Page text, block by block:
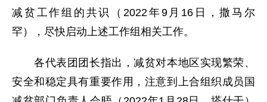
减贫工作组的共识（2022年9月16日，撒马尔
罕），尽快启动上述工作组相关工作。
各代表团团长指出，减贫对本地区实现繁荣、
安全和稳定具有重要作用，注意到上合组织成员国